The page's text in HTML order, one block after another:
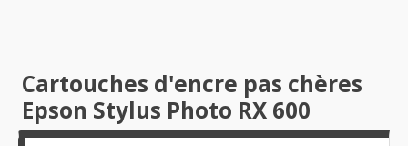
Cartouches d'encre pas chères
Epson Stylus Photo RX 600